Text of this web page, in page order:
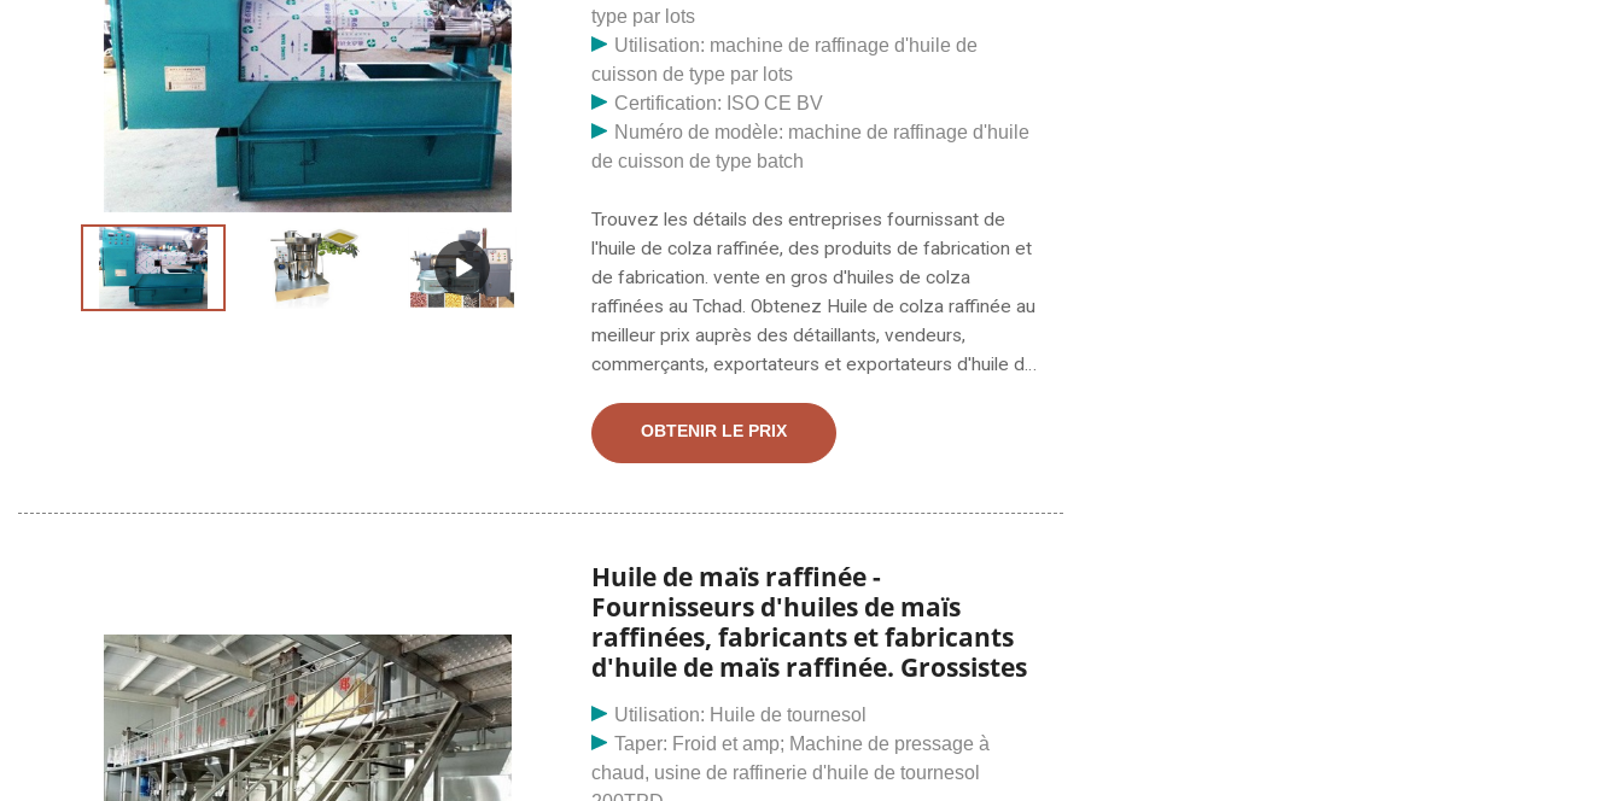
type par lots
Utilisation: machine de raffinage d'huile de
cuisson de type par lots
Certification: ISO CE BV
Numéro de modèle: machine de raffinage d'huile
de cuisson de type batch
Trouvez les détails des entreprises fournissant de
l'huile de colza raffinée, des produits de fabrication et
de fabrication. vente en gros d'huiles de colza
raffinées au Tchad. Obtenez Huile de colza raffinée au
meilleur prix auprès des détaillants, vendeurs,
commerçants, exportateurs et exportateurs d'huile de
que nous proposons est largement utilisée pour la
cuisson et la friture. Notre huile aide à abaisser la
huile est traitée dans des conditions hygiéniques pour
canola dans différents
OBTENIR LE PRIX
Huile de maïs raffinée -
Fournisseurs d'huiles de maïs
raffinées, fabricants et fabricants
d'huile de maïs raffinée. Grossistes
Utilisation: Huile de tournesol
Taper: Froid et amp; Machine de pressage à
chaud, usine de raffinerie d'huile de tournesol